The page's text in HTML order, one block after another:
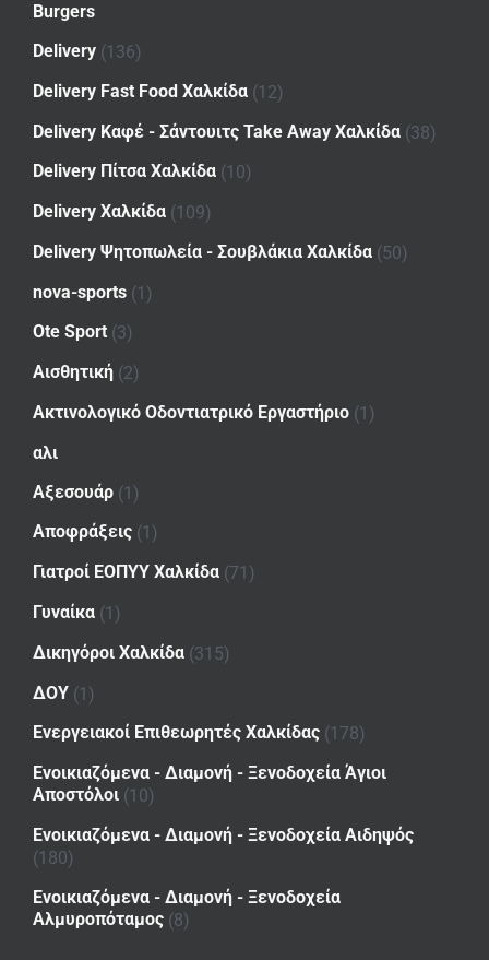
Burgers
Delivery (136)
Delivery Fast Food Χαλκίδα (12)
Delivery Καφέ - Σάντουιτς Take Away Χαλκίδα (38)
Delivery Πίτσα Χαλκίδα (10)
Delivery Χαλκίδα (109)
Delivery Ψητοπωλεία - Σουβλάκια Χαλκίδα (50)
nova-sports (1)
Ote Sport (3)
Αισθητική (2)
Ακτινολογικό Οδοντιατρικό Εργαστήριο (1)
αλι
Αξεσουάρ (1)
Αποφράξεις (1)
Γιατροί ΕΟΠΥΥ Χαλκίδα (71)
Γυναίκα (1)
Δικηγόροι Χαλκίδα (315)
ΔΟΥ (1)
Ενεργειακοί Επιθεωρητές Χαλκίδας (178)
Ενοικιαζόμενα - Διαμονή - Ξενοδοχεία Άγιοι
Αποστόλοι (10)
Ενοικιαζόμενα - Διαμονή - Ξενοδοχεία Αιδηψός
(180)
Ενοικιαζόμενα - Διαμονή - Ξενοδοχεία
Αλμυροπόταμος (8)